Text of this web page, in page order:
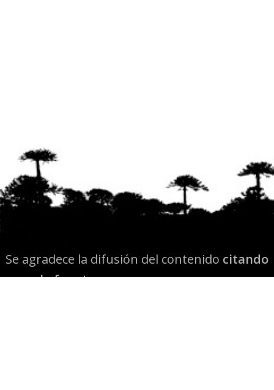
Se agradece la difusión del contenido citando
la fuente www.mapuexpress.org